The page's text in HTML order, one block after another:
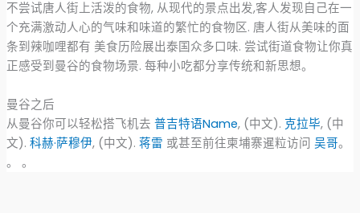
不尝试唐人街上活泼的食物, 从现代的景点出发,客人发现自己在一
个充满激动人心的气味和味道的繁忙的食物区. 唐人街从美味的面
条到辣咖哩都有 美食历险展出泰国众多口味. 尝试街道食物让你真
正感受到曼谷的食物场景. 每种小吃都分享传统和新思想。
曼谷之后
从曼谷你可以轻松搭飞机去 普吉特语Name, (中文). 克拉毕, (中
文). 科赫·萨穆伊, (中文). 蒋雷 或甚至前往柬埔寨暹粒访问 吴哥。
。 。